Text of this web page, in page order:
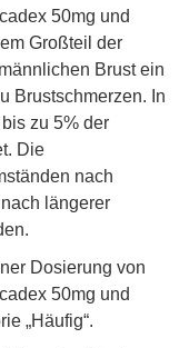
50mg und
Großteil der
Brust ein
Brustschmerzen. In
zu 5% der
Die
nach
längerer
Dosierung von
50mg und
„Häufig“.